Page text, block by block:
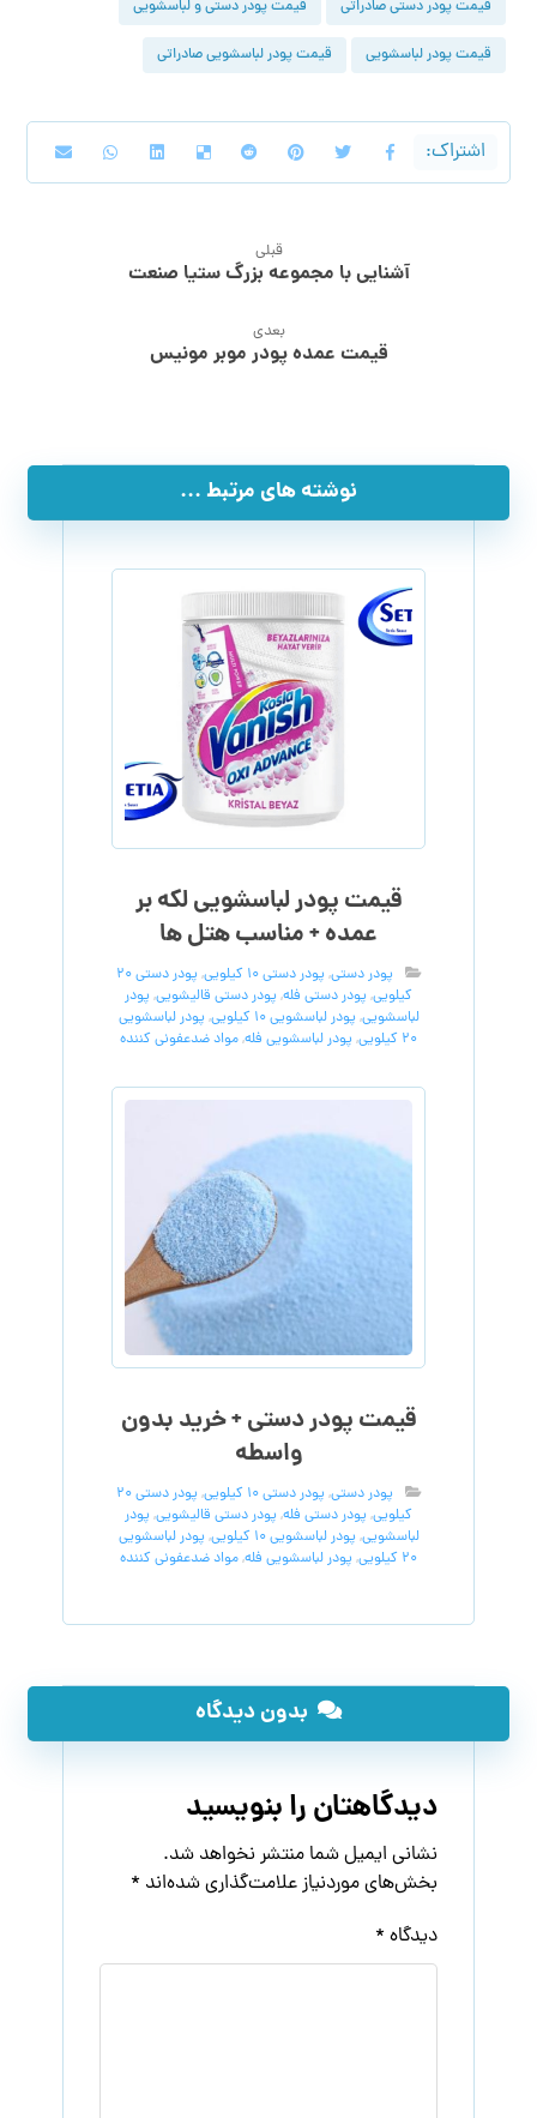
قیمت پودر دستی صادراتی قیمت پودر دستی و لباسشویی
قیمت پودر لباسشویی قیمت پودر لباسشویی صادراتی
قبلی
آشنایی با مجموعه بزرگ ستیا صنعت
بعدی
قیمت عمده پودر موبر مونیس
نوشته های مرتبط ...
قیمت پودر لباسشویی لکه بر
عمده + مناسب هتل ها
پودر دستی, پودر دستی 10 کیلویی ,
پودر دستی 20
کیلویی, پودر دستی فله, پودر دستی قالیشویی, پودر
لباسشویی, پودر لباسشویی 10 کیلویی , پودر لباسشویی
20 کیلویی
, پودر لباسشویی فله,مواد ضدعفونی کننده
قیمت پودر دستی + خرید بدون
واسطه
پودر دستی, پودر دستی 10 کیلویی ,
پودر دستی 20
کیلویی, پودر دستی فله, پودر دستی قالیشویی, پودر
لباسشویی, پودر لباسشویی 10 کیلویی , پودر لباسشویی
20 کیلویی
, پودر لباسشویی فله,مواد ضدعفونی کننده
بدون دیدگاه
دیدگاهتان را بنویسید
نشانی ایمیل شما منتشر نخواهد شد.
بخش‌های موردنیاز علامت‌گذاری شده‌اند *
دیدگاه *